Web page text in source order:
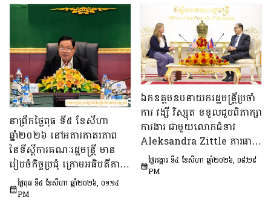
ប្រធាន និងជាប្រធាន​ក្រុម​ការងារ​
ទី៣នៃក្រុមប្រឹក្សាអ្នកច្បាប់ និង
ឯកឧត្តម ចែម ផល្លា អនុប្រធាន​
និង​ជា​ប្រធាន​ក្រុមការងារទី៣នៃ
ក្រុមប្រឹក្សាសេដ្ឋកិច្ច សង្គមកិច្ច
និង​វប្បធម៌ ដើម្បីពិនិត្យ​និង​
ពិភាក្សា​លើ «សេចក្តីព្រាង
ផែនការ​សកម្មភាពជាតិ​​ស្ដីពី​ការ
បង្ការទប់ស្កាត់​អាពាហ៍ពិពាហ៍​
នៅវ័យក្មេង​និងការ​មាន​ផ្ទៃពោះ​
នៅ​វ័យជំទង់​នៅកម្ពុជា
ឆ្នាំ២០២៦-២០៣០»។
នាព្រឹកថ្ងៃពុធ ទី៥ ខែសីហា
ឆ្នាំ២០២៦ នៅអគារភាតរភាព
នៃទីស្តីការគណៈរដ្ឋមន្រ្តី មាន
រៀបចំកិច្ចប្រជុំ ក្រោមអធិបតីភាព
ឯកឧត្តម ឆឺយ រឿន រដ្ឋលេខាធិ
ការ​ទីស្តីការគណៈរដ្ឋមន្ត្រី ដើម្បី
ថ្ងៃពុធ ទី៥ ខែសីហា ឆ្នាំ២០២៦, ០១:១៤
PM
ឯកឧត្តមឧបនាយករដ្ឋមន្ត្រីប្រចាំ
ការ វង្សី វិស្សុត ទទួលជួបពិភាក្សា
ការងារ ជាមួយលោកជំទាវ
Aleksandra Zittle ភារធារី
ស្តីទីនៃស្ថានទូតសហរដ្ឋអាម៉េរិក
ប្រចាំកម្ពុជា
ថ្ងៃអង្គារ ទី៤ ខែសីហា ឆ្នាំ២០២៦, ០៨:២៩
PM